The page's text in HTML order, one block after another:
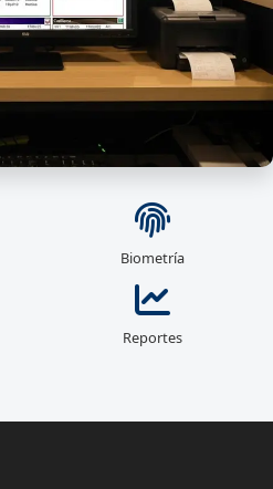
Biometría
Reportes